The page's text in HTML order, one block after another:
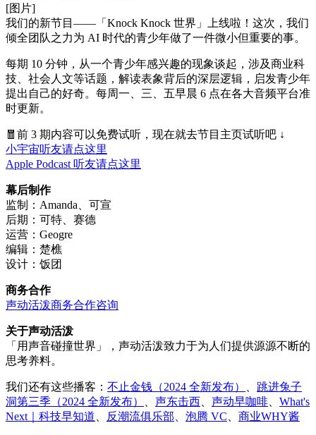
[图片]
我们的新节目——「Knock Knock 世界」上线啦！这次，我们
倾全团队之力为 AI 时代的青少年做了一件微小但重要的事。
每期 10 分钟，从一个青少年感兴趣的现象谈起，涉及商业科
技、社会人文等话题，解读表象背后的深层逻辑，启发青少年
提出自己的好奇。每周一、三、五早晨 6 点在各大音频平台准
时更新。
🧧前 3 期内容可以免费试听，现在就去节目主页试听吧 ↓
小宇宙听友请点这里
Apple Podcast 听友请点这里
幕后制作
监制：Amanda、可宣
后期：可特、赛德
运营：Geogre
编辑：楚樵
设计：饭团
商务合作
声动活泼商务合作咨询
关于声动活泼
「用声音碰撞世界」，声动活泼致力于为人们提供源源不断的
思考养料。
我们还有这些播客： 不止金钱（2024 全新发布）
跳进兔子
洞第三季（2024 全新发布）
声东击西 声动早咖啡
What's
Next｜科技早知道
反潮流俱乐部 泡腾 VC 商业WHY酱